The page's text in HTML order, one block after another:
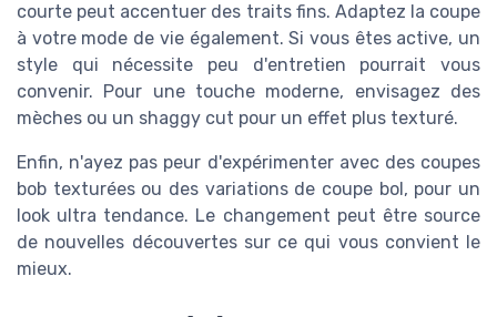
courte peut accentuer des traits fins. Adaptez la coupe
à votre mode de vie également. Si vous êtes active, un
style qui nécessite peu d'entretien pourrait vous
convenir. Pour une touche moderne, envisagez des
mèches ou un shaggy cut pour un effet plus texturé.
Enfin, n'ayez pas peur d'expérimenter avec des coupes
bob texturées ou des variations de coupe bol, pour un
look ultra tendance. Le changement peut être source
de nouvelles découvertes sur ce qui vous convient le
mieux.